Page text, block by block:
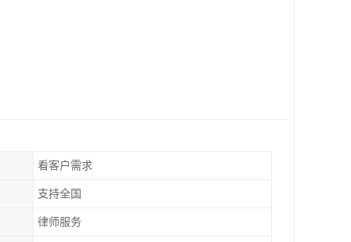
看客户需求
支持全国
律师服务